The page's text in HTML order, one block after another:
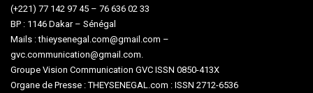
(+221) 77 142 97 45 – 76 636 02 33
BP : 1146 Dakar – Sénégal
Mails : thieysenegal.com@gmail.com –
gvc.communication@gmail.com.
Groupe Vision Communication GVC ISSN 0850-413X
Organe de Presse : THEYSENEGAL.com : ISSN 2712-6536